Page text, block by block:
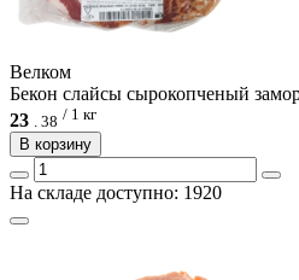
Велком
Бекон слайсы сырокопченый
23 . 38 / 1 кг
В корзину
На складе доступно: 1920